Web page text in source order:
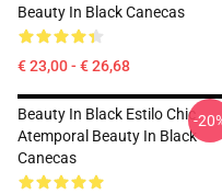
Beauty In Black Canecas
€ 23,00 - € 26,68
Beauty In Black Estilo Chic
Atemporal Beauty In Black
Canecas
-